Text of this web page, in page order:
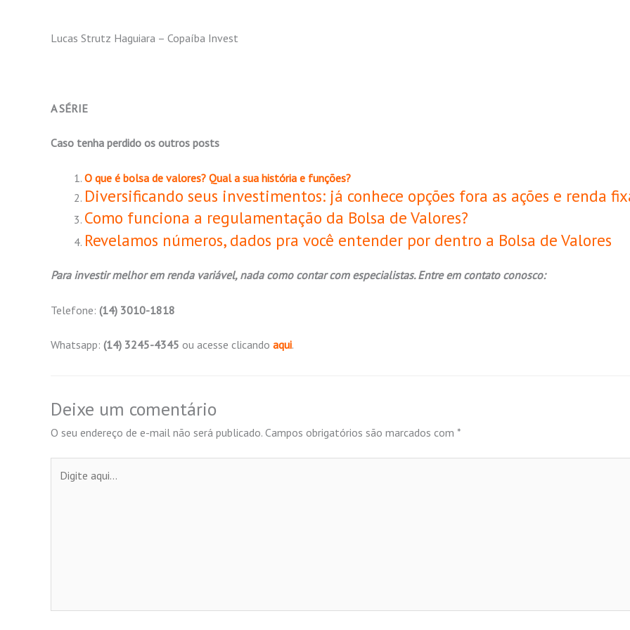
Lucas Strutz Haguiara – Copaíba Invest
A SÉRIE
Caso tenha perdido os outros posts
O que é bolsa de valores? Qual a sua história e funções?
Diversificando seus investimentos: já conhece opções fora as ações e renda fix
Como funciona a regulamentação da Bolsa de Valores?
Revelamos números, dados pra você entender por dentro a Bolsa de Valores
Para investir melhor em renda variável, nada como contar com especialistas. Entre em contato conosco:
Telefone: (14) 3010-1818
Whatsapp: (14) 3245-4345 ou acesse clicando aqui.
Deixe um comentário
O seu endereço de e-mail não será publicado. Campos obrigatórios são marcados com *
aqui...